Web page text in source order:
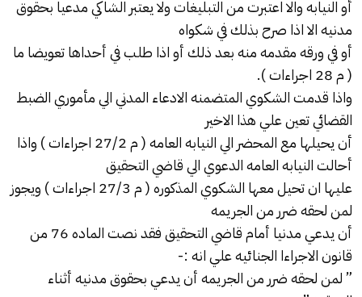
أو النيابه والا اعتبرت من التبليغات ولا يعتبر الشاكي مدعيا بحقوق
مدنيه الا اذا صرح بذلك في شكواه
أو في ورقه مقدمه منه بعد ذلك أو اذا طلب في أحداها تعويضا ما
( م 28 اجراءات ).
واذا قدمت الشكوي المتضمنه الادعاء المدني الي مأموري الضبط
القضائي تعين علي هذا الاخير
أن يحيلها مع المحضر الي النيابه العامه ( م 27/2 اجراءات ) واذا
أحالت النيابه العامه الدعوي الي قاضي التحقيق
عليها ان تحيل معها الشكوي المذكوره ( م 27/3 اجراءات ) ويجوز
لمن لحقه ضرر من الجريمه
أن يدعي مدنيا أمام قاضي التحقيق فقد نصت الماده 76 من
قانون الاجراءا الجنائيه علي انه :-
” لمن لحقه ضرر من الجريمه أن يدعي بحقوق مدنيه أثناء